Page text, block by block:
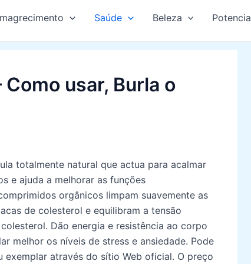
Saúde Beleza Potencia
usar, Burla o
totalmente natural que actua para acalmar
e ajuda a melhorar as funções
orgânicos limpam suavemente as
de colesterol e equilibram a tensão
Dão energia e resistência ao corpo
melhor os níveis de stress e ansiedade. Pode
exemplar através do sítio Web oficial. O preço